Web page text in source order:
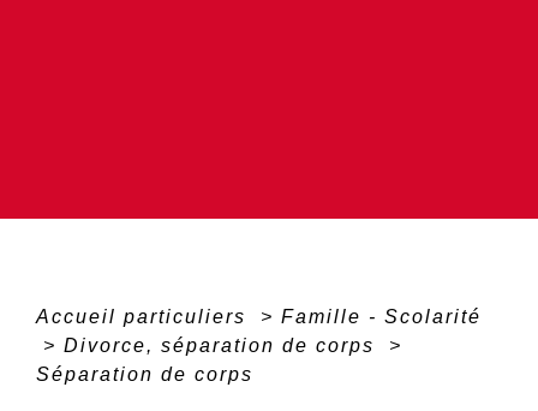
Accueil particuliers > Famille - Scolarité
> Divorce, séparation de corps
>
Séparation de corps